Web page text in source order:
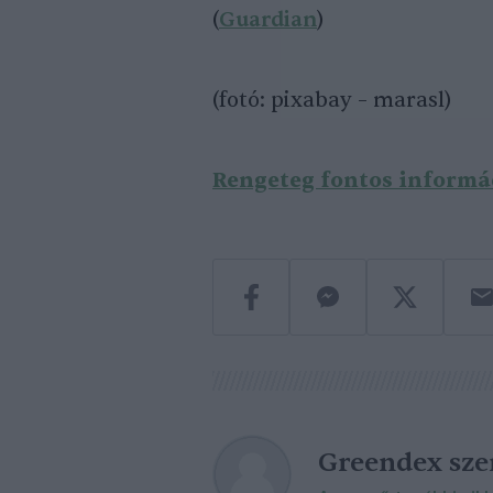
(Guardian)
(fotó: pixabay – marasl)
Rengeteg fontos
Greendex